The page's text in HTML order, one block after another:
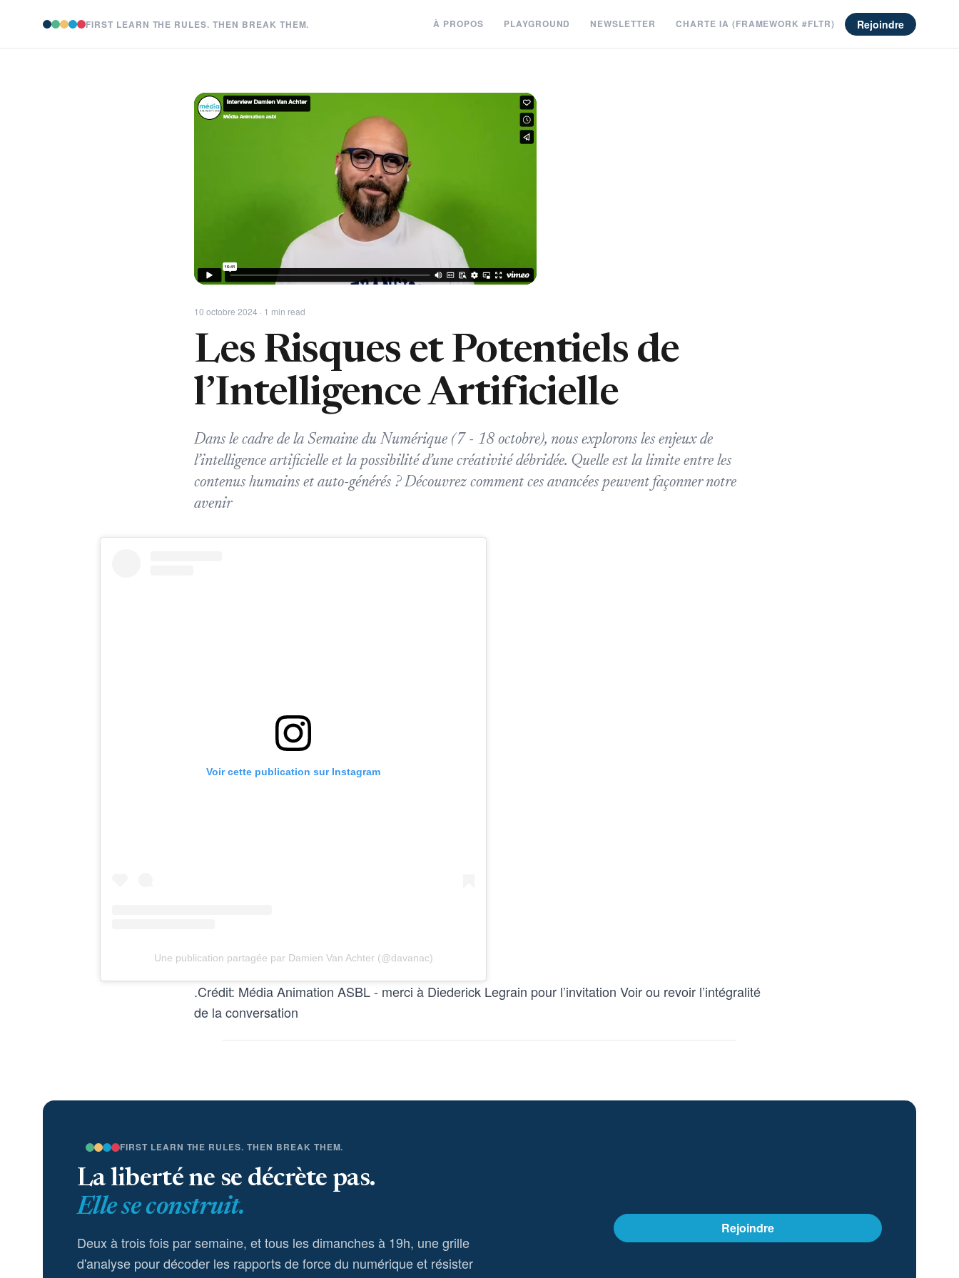
FIRST LEARN THE RULES. THEN BREAK THEM. À PROPOS PLAYGROUND NEWSLETTER CHARTE IA (FRAMEWORK #FLTR) Rejoindre
10 octobre 2024 · 1 min read
Les Risques et Potentiels de
l’Intelligence Artificielle
Dans le cadre de la Semaine du Numérique (7 - 18 octobre), nous explorons les enjeux de
l’intelligence artificielle et la possibilité d’une créativité débridée. Quelle est la limite entre les
contenus humains et auto-générés ? Découvrez comment ces avancées peuvent façonner notre
avenir
Voir cette publication sur Instagram
Une publication partagée par Damien Van Achter (@davanac)
.Crédit: Média Animation ASBL - merci à Diederick Legrain pour l’invitation Voir ou revoir l’intégralité
de la conversation
FIRST LEARN THE RULES. THEN BREAK THEM.
La liberté ne se décrète pas.
Elle se construit.
Deux à trois fois par semaine, et tous les dimanches à 19h, une grille
d'analyse pour décoder les rapports de force du numérique et résister
Rejoindre